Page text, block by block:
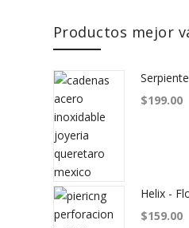
Productos mejor
$199.00
Helix -
$159.00